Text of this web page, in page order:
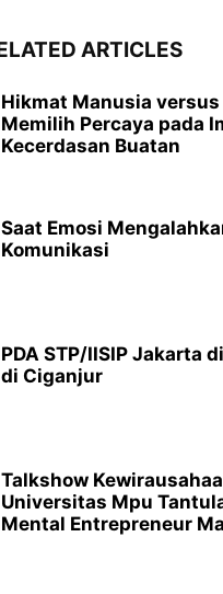
ARTICLES
Hikmat Manusia versus
Memilih Percaya pada
Kecerdasan Buatan
Saat Emosi
Komunikasi
PDA STP/IISIP Jakarta
di Ciganjur
Talkshow
Universitas Mpu
Mental Entrepreneur